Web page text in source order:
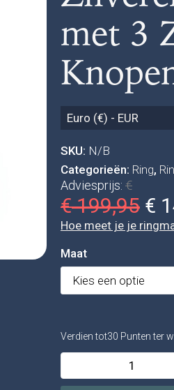
met 3
Euro (€) - EUR
SKU: N/B
Categorieën: Ring,
Adviesprijs: €
€199,95 €
Hoe meet je je
Maat
Verdien tot30 Punten ter